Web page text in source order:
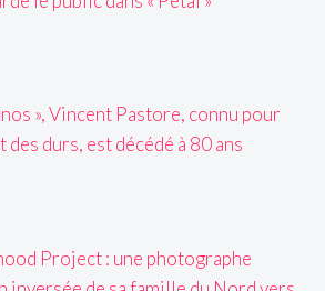
», Vincent Pastore, connu pour
durs, est décédé à 80 ans
Project : une photographe